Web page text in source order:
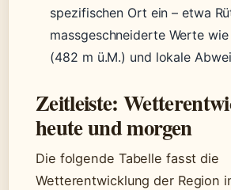
spezifischen Ort ein – etwa
massgeschneiderte Werte
(482 m ü.M.) und lokale
Zeitleiste:
heute und morgen
Die folgende Tabelle fasst die
Wetterentwicklung der Region